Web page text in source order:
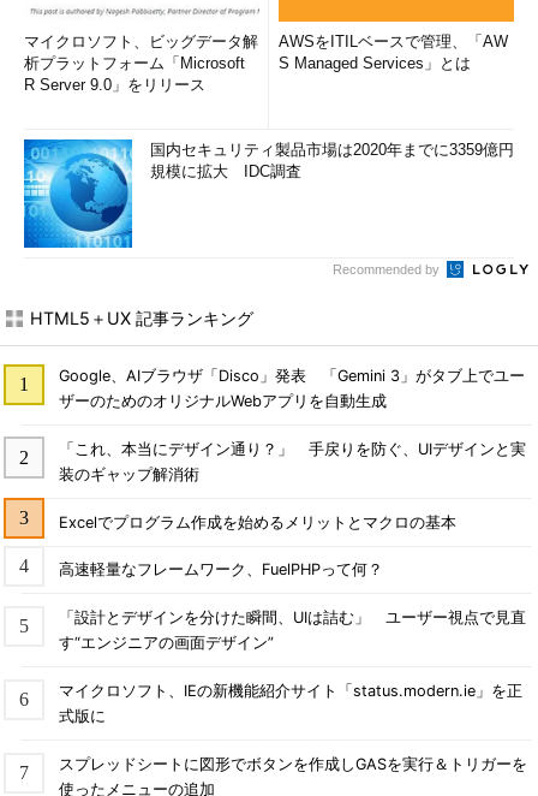
マイクロソフト、ビッグデータ解
析プラットフォーム「Microsoft
R Server 9.0」をリリース
AWSをITILベースで管理、「AW
S Managed Services」とは
国内セキュリティ製品市場は2020年までに3359億円
規模に拡大 IDC調査
Recommended by
HTML5＋UX 記事ランキング
Google、AIブラウザ「Disco」発表 「Gemini 3」がタブ上でユー
ザーのためのオリジナルWebアプリを自動生成
「これ、本当にデザイン通り？」 手戻りを防ぐ、UIデザインと実
装のギャップ解消術
Excelでプログラム作成を始めるメリットとマクロの基本
高速軽量なフレームワーク、FuelPHPって何？
「設計とデザインを分けた瞬間、UIは詰む」 ユーザー視点で見直
す“エンジニアの画面デザイン”
マイクロソフト、IEの新機能紹介サイト「status.modern.ie」を正
式版に
スプレッドシートに図形でボタンを作成しGASを実行＆トリガーを
使ったメニューの追加